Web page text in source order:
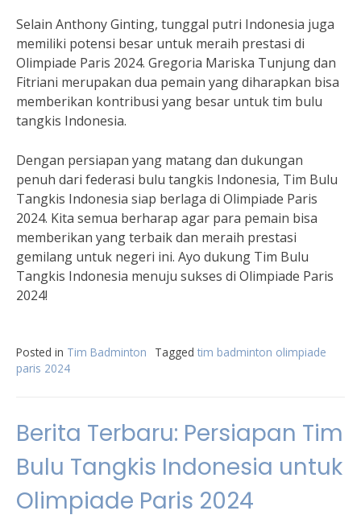
Selain Anthony Ginting, tunggal putri Indonesia juga
memiliki potensi besar untuk meraih prestasi di
Olimpiade Paris 2024. Gregoria Mariska Tunjung dan
Fitriani merupakan dua pemain yang diharapkan bisa
memberikan kontribusi yang besar untuk tim bulu
tangkis Indonesia.
Dengan persiapan yang matang dan dukungan
penuh dari federasi bulu tangkis Indonesia, Tim Bulu
Tangkis Indonesia siap berlaga di Olimpiade Paris
2024. Kita semua berharap agar para pemain bisa
memberikan yang terbaik dan meraih prestasi
gemilang untuk negeri ini. Ayo dukung Tim Bulu
Tangkis Indonesia menuju sukses di Olimpiade Paris
2024!
Posted in Tim Badminton Tagged tim badminton olimpiade
paris 2024
Berita Terbaru: Persiapan Tim
Bulu Tangkis Indonesia untuk
Olimpiade Paris 2024